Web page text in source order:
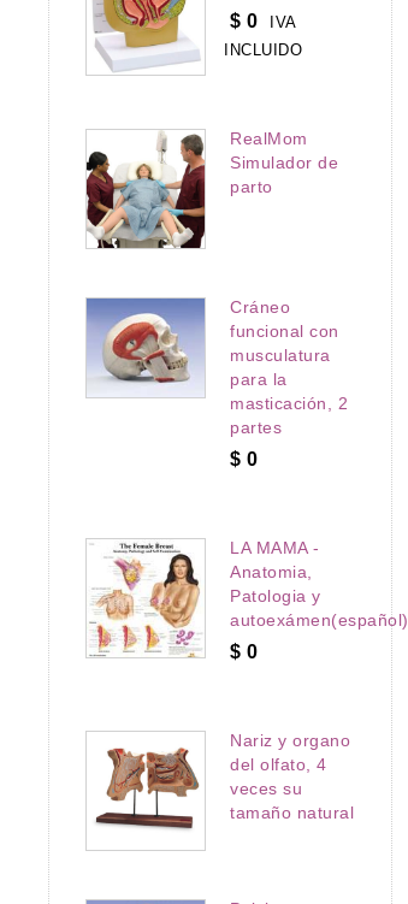
$ 0
IVA
INCLUIDO
RealMom
Simulador de
parto
Cráneo
funcional con
musculatura
para la
masticación, 2
partes
$ 0
LA MAMA -
Anatomia,
Patologia y
autoexámen(español)
$ 0
Nariz y organo
del olfato, 4
veces su
tamaño natural
Dental
OFERTA
humana
real
y
Anatomía ,Cabeza y Cuello
Columna Vertebral, Cráneo
Dental
Esqueleto
IMPRESION 3D
Impresiones medicas en 3D
Anatómicos